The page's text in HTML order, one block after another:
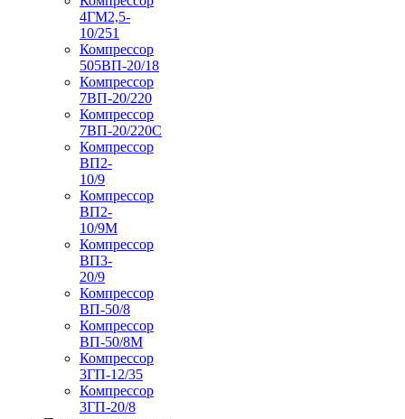
4ГМ2,5-
10/251
Компрессор
505ВП-20/18
Компрессор
7ВП-20/220
Компрессор
7ВП-20/220С
Компрессор
ВП2-
10/9
Компрессор
ВП2-
10/9М
Компрессор
ВП3-
20/9
Компрессор
ВП-50/8
Компрессор
ВП-50/8М
Компрессор
3ГП-12/35
Компрессор
3ГП-20/8